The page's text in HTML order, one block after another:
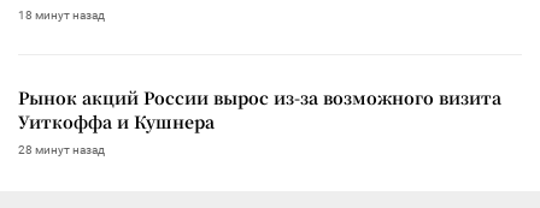
18 минут назад
Рынок акций России вырос из-за возможного визита
Уиткоффа и Кушнера
28 минут назад